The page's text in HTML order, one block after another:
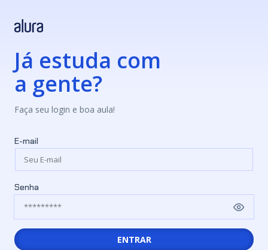
Já estuda com
a gente?
Faça seu login e boa aula!
E-mail
Senha
ENTRAR